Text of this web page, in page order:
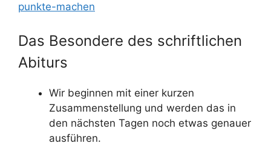
punkte-machen
Das Besondere des schriftlichen
Abiturs
Wir beginnen mit einer kurzen
Zusammenstellung und werden das in
den nächsten Tagen noch etwas genauer
ausführen.